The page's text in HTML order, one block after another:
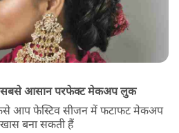
सबसे आसान परफेक्ट मेकअप लुक
आप फेस्टिव सीजन में फटाफट मेकअप
बना सकती हैं